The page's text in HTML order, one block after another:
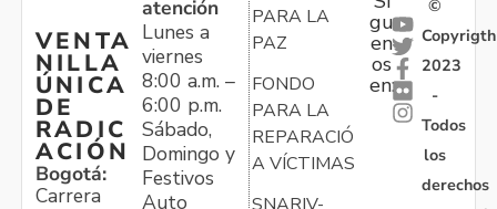
VENTA
NILLA
ÚNICA
DE
RADIC
ACIÓN
Bogotá:
Carrera
atención
Lunes a
viernes
8:00 a.m. –
6:00 p.m.
Sábado,
Domingo y
Festivos
Auto
PARA LA
PAZ
FONDO
PARA LA
REPARACIÓN
A VÍCTIMAS
gu
en
os
en:
©
Copyrigth
2023
-
Todos
los
derechos